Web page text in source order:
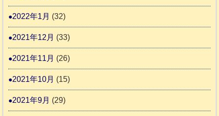
2022年1月 (32)
2021年12月 (33)
2021年11月 (26)
2021年10月 (15)
2021年9月 (29)